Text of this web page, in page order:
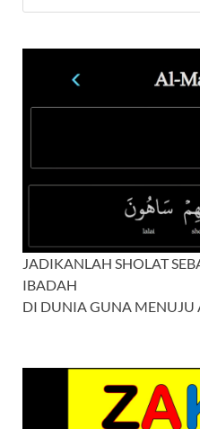
JADIKANLAH SHOLAT
IBADAH
DI DUNIA GUNA MENUJU